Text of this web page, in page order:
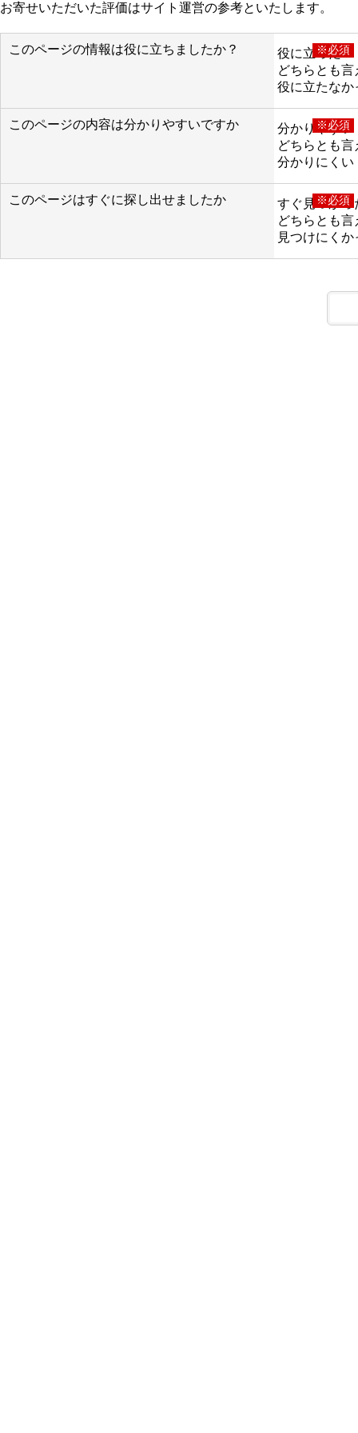
お寄せいただいた評価はサイト運営の参考といたします。
このページの情報は役に立ちましたか？ ※必須
役に立った
どちらとも言
役に立たなか
このページの内容は分かりやすいですか ※必須
分かりやすい
どちらとも言
分かりにくい
このページはすぐに探し出せましたか ※必須
すぐ見つかっ
どちらとも言
見つけにくか